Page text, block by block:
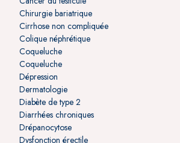
Chirurgie bariatrique
Cirrhose non compliquée
Colique néphrétique
Coqueluche
Coqueluche
Dépression
Dermatologie
Diabète de type 2
Diarrhées chroniques
Drépanocytose
Dysfonction érectile